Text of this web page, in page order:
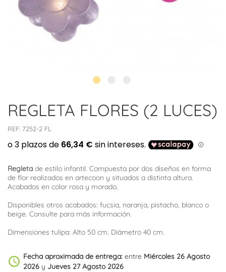
REGLETA FLORES (2 LUCES)
REF: 7252-2 FL
Regleta de estilo infantil. Compuesta por dos diseños en forma
de flor realizados en artecoon y situados a distinta altura.
Acabados en color rosa y morado.
Disponibles otros acabados: fucsia, naranja, pistacho, blanco o
beige. Consulte para más información.
Dimensiones tulipa: Alto 50 cm. Diámetro 40 cm.
schedule Fecha aproximada de entrega: entre Miércoles 26 Agosto
2026 y Jueves 27 Agosto 2026